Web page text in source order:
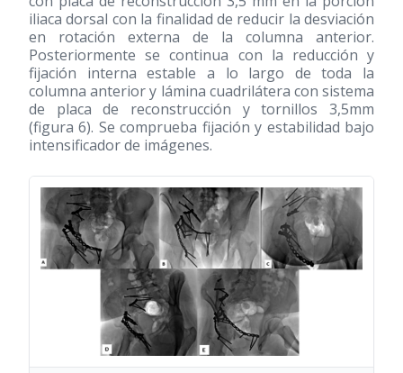
iliaca dorsal con la finalidad de reducir la desviación
en rotación externa de la columna anterior.
Posteriormente se continua con la reducción y
fijación interna estable a lo largo de toda la
columna anterior y lámina cuadrilátera con sistema
de placa de reconstrucción y tornillos 3,5mm
(figura 6). Se comprueba fijación y estabilidad bajo
intensificador de imágenes.